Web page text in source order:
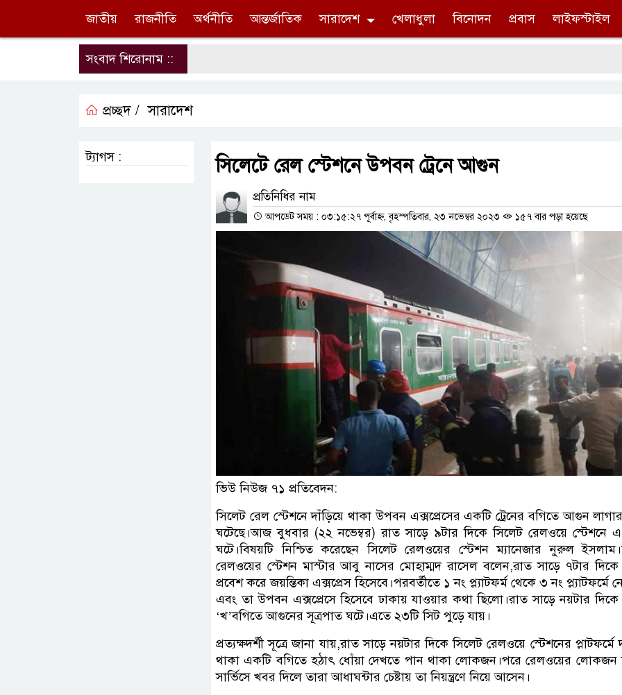
জাতীয় রাজনীতি অর্থনীতি আন্তর্জাতিক সারাদেশ খেলাধুলা বিনোদন প্রবাস লাইফস্টাইল
সংবাদ শিরোনাম ::
প্রচ্ছদ / সারাদেশ
সিলেটে রেল স্টেশনে উপবন ট্রেনে আগুন
প্রতিনিধির নাম
আপডেট সময় : ০৩:১৫:২৭ পূর্বাহ্ন, বৃহস্পতিবার, ২৩ নভেম্বর ২০২৩ ১৫৭ বার পড়া হয়েছে
ভিউ নিউজ ৭১ প্রতিবেদন:
সিলেট রেল স্টেশনে দাঁড়িয়ে থাকা উপবন এক্সপ্রেসের একটি ট্রেনের বগিতে আগুন
ঘটেছে।আজ বুধবার (২২ নভেম্বর) রাত সাড়ে ৯টার দিকে সিলেট রেলওয়ে স্টেশনে
ঘটে।বিষয়টি নিশ্চিত করেছেন সিলেট রেলওয়ের স্টেশন ম্যানেজার নুরুল
রেলওয়ের স্টেশন মাস্টার আবু নাসের মোহাম্মদ রাসেল বলেন,রাত সাড়ে ৭টার দিকে
প্রবেশ করে জয়ন্তিকা এক্সপ্রেস হিসেবে।পরবর্তীতে ১ নং প্ল্যাটফর্ম থেকে ৩ নং প্ল্যাটফর্মে
এবং তা উপবন এক্সপ্রেসে হিসেবে ঢাকায় যাওয়ার কথা ছিলো।রাত সাড়ে নয়টার দিকে
‘খ’বগিতে আগুনের সূত্রপাত ঘটে।এতে ২৩টি সিট পুড়ে যায়।
প্রত্যক্ষদর্শী সূত্রে জানা যায়,রাত সাড়ে নয়টার দিকে সিলেট রেলওয়ে স্টেশনের প্লাটফর্মে
থাকা একটি বগিতে হঠাৎ ধোঁয়া দেখতে পান থাকা লোকজন।পরে রেলওয়ের লোকজন
সার্ভিসে খবর দিলে তারা আধাঘন্টার চেষ্টায় তা নিয়ন্ত্রণে নিয়ে আসেন।
ট্যাগস :